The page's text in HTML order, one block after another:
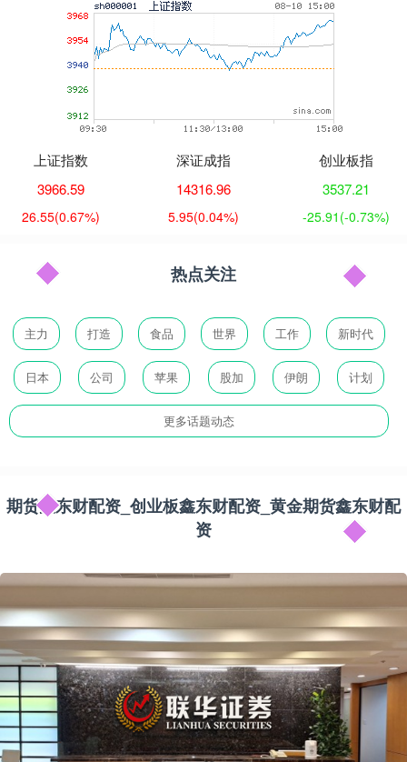
上证指数
3966.59
26.55(0.67%)
深证成指
14316.96
5.95(0.04%)
创业板指
3537.21
-25.91 (-0.73%)
热点关注
主力 打造 食品 世界 工作 新时代
日本 公司 苹果 股加 伊朗 计划
更多话题动态
期货鑫东财配资_创业板鑫东财配资_黄金期货鑫东财配
资